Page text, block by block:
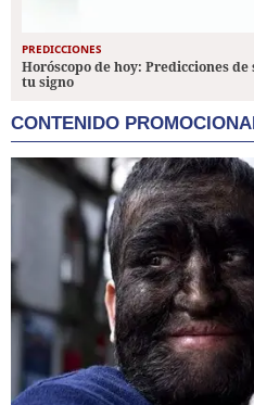
PREDICCIONES
Horóscopo de hoy: Predicciones
tu signo
CONTENIDO